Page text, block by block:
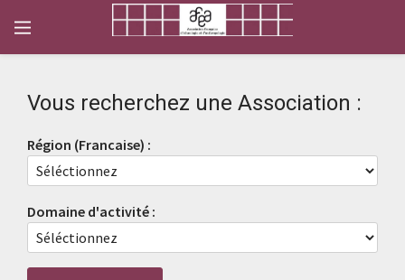
Vous recherchez une Association :
Région (Francaise) :
Domaine d'activité :